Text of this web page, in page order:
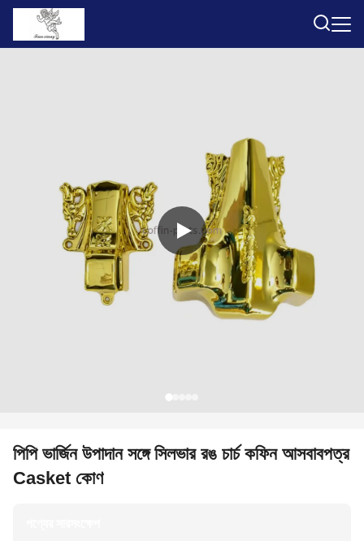
পিপি ভার্জিন উপাদান সঙ্গে সিলভার রঙ চার্চ কফিন আসবাবপত্র
Casket কোণ